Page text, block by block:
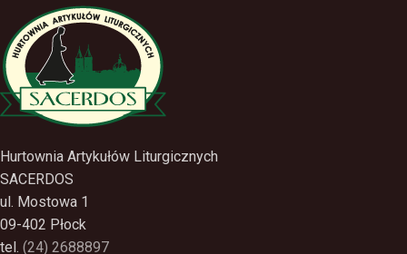
Hurtownia Artykułów Liturgicznych
SACERDOS
ul. Mostowa 1
09-402 Płock
tel. (24) 2688897